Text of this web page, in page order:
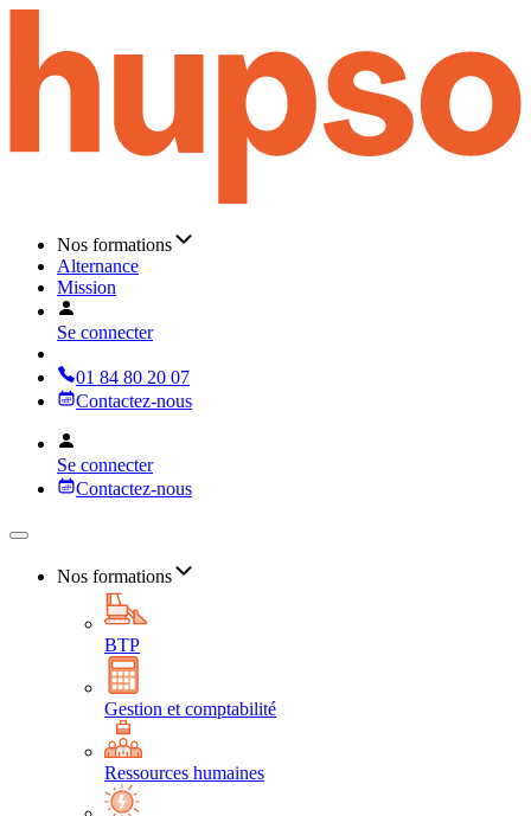
Nos formations
Alternance
Mission
Se connecter
01 84 80 20 07
Contactez-nous
Se connecter
Contactez-nous
Nos formations
BTP
Gestion et comptabilité
Ressources humaines